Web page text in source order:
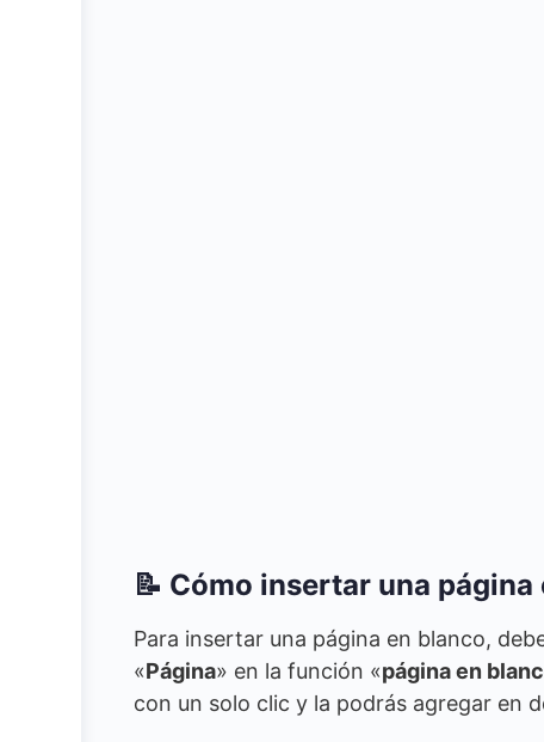
📝 Cómo insertar una
Para insertar una página en blanco,
«Página» en la función «página en
con un solo clic y la podrás agregar en